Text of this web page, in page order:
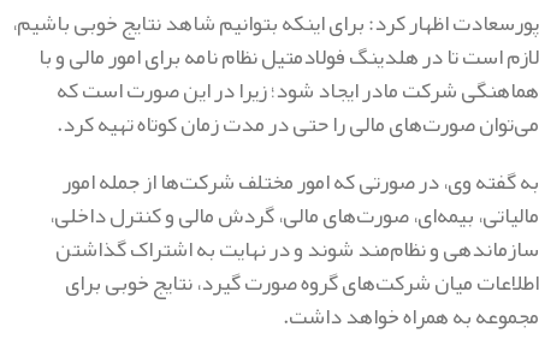
پورسعادت اظهار کرد: برای اینکه بتوانیم شاهد نتایج خوبی باشیم،
لازم است تا در هلدینگ فولادمتیل نظام نامه برای امور مالی و با
هماهنگی شرکت مادر ایجاد شود؛ زیرا در این صورت است که
می‌توان صورت‌های مالی را حتی در مدت زمان کوتاه تهیه کرد.
به گفته وی، در صورتی که امور مختلف شرکت‌ها از جمله امور
مالیاتی، بیمه‌ای، صورت‌های مالی، گردش مالی و کنترل داخلی،
سازماندهی و نظام‌مند شوند و در نهایت به اشتراک گذاشتن
اطلاعات میان شرکت‌های گروه صورت گیرد، نتایج خوبی برای
مجموعه به همراه خواهد داشت.